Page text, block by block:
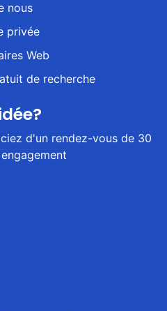
nous
privée
Web
de recherche
d'un rendez-vous de 30